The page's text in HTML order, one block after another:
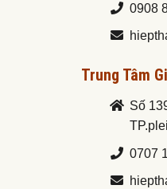
0908
Trung Tâm
Số
0707